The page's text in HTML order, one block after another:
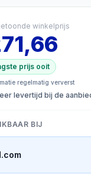
winkelprijs
prijs ooit
regelmatig ververst
levertijd bij de
BIJ